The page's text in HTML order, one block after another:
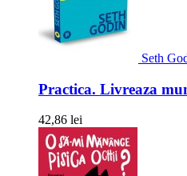
Seth
Practica. Livreaza
42,86 lei